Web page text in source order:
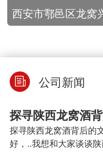
公司新闻
探寻陕西龙窝酒背后的
好，..我想和大家谈谈